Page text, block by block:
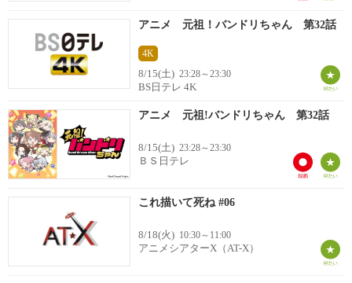
アニメ 元祖！バンドリちゃん 第32話
4K
8/15(土) 23:28～23:30
BS日テレ 4K
アニメ 元祖!バンドリちゃん 第32話
8/15(土) 23:28～23:30
ＢＳ日テレ
これ描いて死ね #06
8/18(火) 10:30～11:00
アニメシアターX（AT-X）